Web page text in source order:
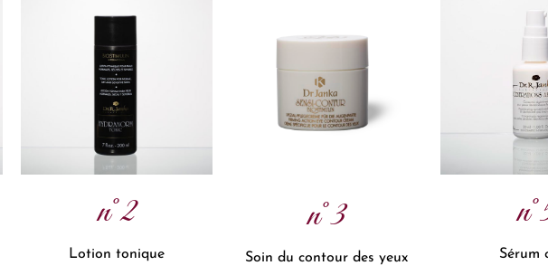
n°2
Lotion tonique
n°3
Soin du contour des yeux Sérum